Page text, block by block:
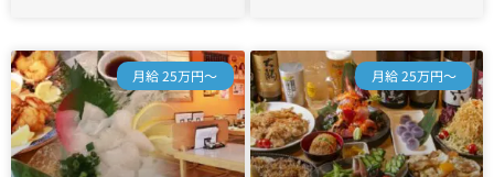
月給 25万円～ 月給 25万円～